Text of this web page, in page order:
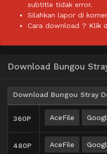
subtitle tidak error.
Silahkan lapor di
Cara download ? Klik
Download Bungou
360P AceFile
480P AceFile